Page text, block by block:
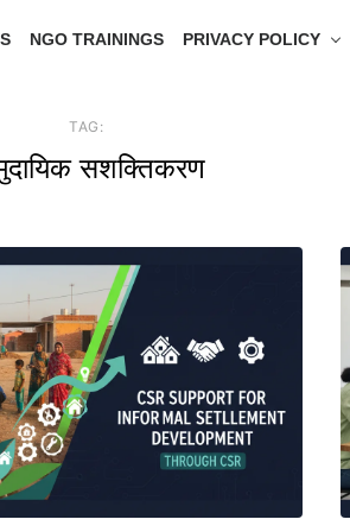
NGO TRAININGS PRIVACY POLICY
TAG:
सशक्तिकरण